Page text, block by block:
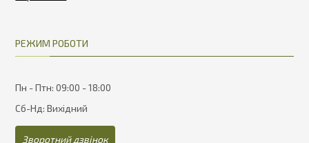
РЕЖИМ РОБОТИ
Пн - Птн: 09:00 - 18:00
Сб-Нд: Вихідний
Зворотний дзвінок